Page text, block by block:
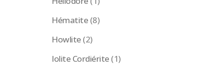
Hématite (8)
Howlite (2)
Iolite Cordiérite (1)